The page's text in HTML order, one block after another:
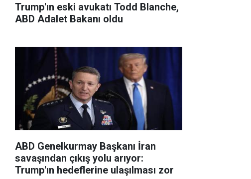
Trump'ın eski avukatı Todd Blanche,
ABD Adalet Bakanı oldu
ABD Genelkurmay Başkanı İran
savaşından çıkış yolu arıyor:
Trump'ın hedeflerine ulaşılması zor